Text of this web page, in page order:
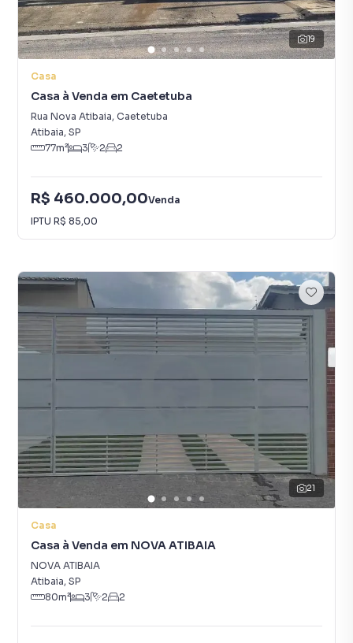
19
Casa
Casa à Venda em Caetetuba
Rua Nova Atibaia, Caetetuba
Atibaia, SP
77m² 3 2 2
R$ 460.000,00Venda
IPTU R$ 85,00
21
Casa
Casa à Venda em NOVA ATIBAIA
NOVA ATIBAIA
Atibaia, SP
80m² 3 2 2